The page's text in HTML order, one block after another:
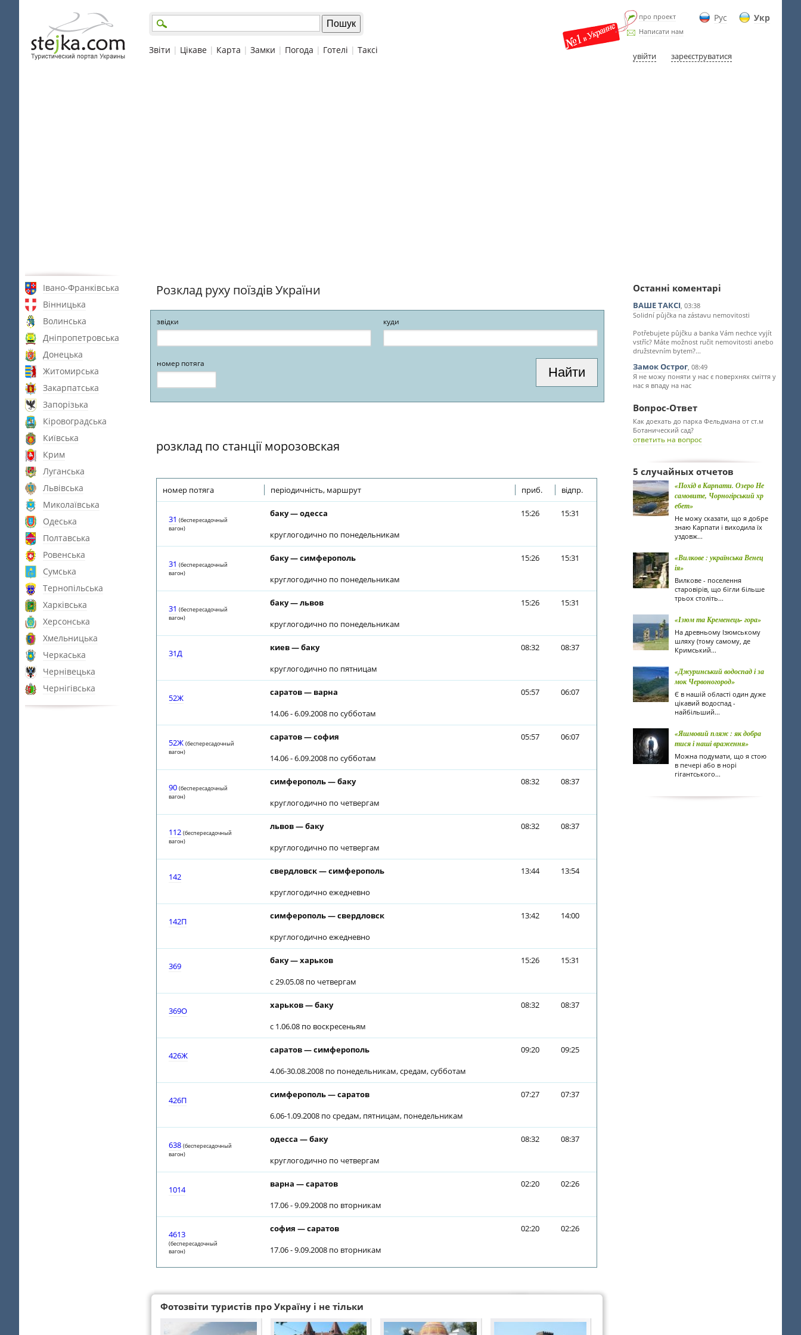
Рус Укр
про проект
Написати нам
увійти зареєструватися
Звіти | Цікаве | Карта | Замки | Погода | Готелі | Таксі
Івано-Франківська
Вінницька
Волинська
Дніпропетровська
Донецька
Житомирська
Закарпатська
Запорізька
Кіровоградська
Київська
Крим
Луганська
Львівська
Миколаївська
Одеська
Полтавська
Ровенська
Сумська
Тернопільська
Харківська
Херсонська
Хмельницька
Черкаська
Чернівецька
Чернігівська
Розклад руху поїздів України
звідки куди
номер потяга
розклад по станції морозовская
номер потяга періодичність, маршрут приб. відпр.
31 (беспересадочный
вагон)
баку — одесса
круглогодично по понедельникам
15:26 15:31
31 (беспересадочный
вагон)
баку — симферополь
круглогодично по понедельникам
15:26 15:31
31 (беспересадочный
вагон)
баку — львов
круглогодично по понедельникам
15:26 15:31
31Д
киев — баку
круглогодично по пятницам
08:32 08:37
52Ж
саратов — варна
14.06 - 6.09.2008 по субботам
05:57 06:07
52Ж (беспересадочный
вагон)
саратов — софия
14.06 - 6.09.2008 по субботам
05:57 06:07
90 (беспересадочный
вагон)
симферополь — баку
круглогодично по четвергам
08:32 08:37
112 (беспересадочный
вагон)
львов — баку
круглогодично по четвергам
08:32 08:37
142
свердловск — симферополь
круглогодично ежедневно
13:44 13:54
142П
симферополь — свердловск
круглогодично ежедневно
13:42 14:00
369
баку — харьков
с 29.05.08 по четвергам
15:26 15:31
369О
харьков — баку
с 1.06.08 по воскресеньям
08:32 08:37
426Ж
саратов — симферополь
4.06-30.08.2008 по понедельникам, средам, субботам
09:20 09:25
426П
симферополь — саратов
6.06-1.09.2008 по средам, пятницам, понедельникам
07:27 07:37
638 (беспересадочный
вагон)
одесса — баку
круглогодично по четвергам
08:32 08:37
1014
варна — саратов
17.06 - 9.09.2008 по вторникам
02:20 02:26
4613
(беспересадочный
вагон)
софия — саратов
17.06 - 9.09.2008 по вторникам
02:20 02:26
Фотозвіти туристів про Україну і не тільки
Останні коментарі
ВАШЕ ТАКСІ, 03:38
Solidní půjčka na zástavu nemovitosti
Potřebujete půjčku a banka Vám nechce vyjít
vstříc? Máte možnost ručit nemovitosti anebo
družstevním bytem?...
Замок Острог, 08:49
Я не можу поняти у нас є поверхнях сміття у
нас я впаду на нас
Вопрос-Ответ
Как доехать до парка Фельдмана от ст.м
Ботанический сад?
ответить на вопрос
5 случайных отчетов
«Похід в Карпати. Озеро Не
самовите, Чорногірський хр
ебет»
Не можу сказати, що я добре
знаю Карпати і виходила їх
уздовж...
«Вилкове : українська Венец
ія»
Вилкове - поселення
старовірів, що бігли більше
трьох століть...
«Ізюм та Кременець- гора»
На древньому Ізюмському
шляху (тому самому, де
Кримський...
«Джуринський водоспад і за
мок Червоногород»
Є в нашій області один дуже
цікавий водоспад -
найбільший...
«Яшмовий пляж : як добра
тися і наші враження»
Можна подумати, що я стою
в печері або в норі
гігантського...